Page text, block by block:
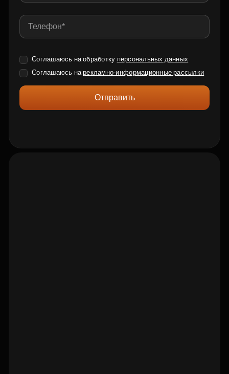
Соглашаюсь на обработку персональных данных
Соглашаюсь нарекламно-информационные рассылки
Отправить